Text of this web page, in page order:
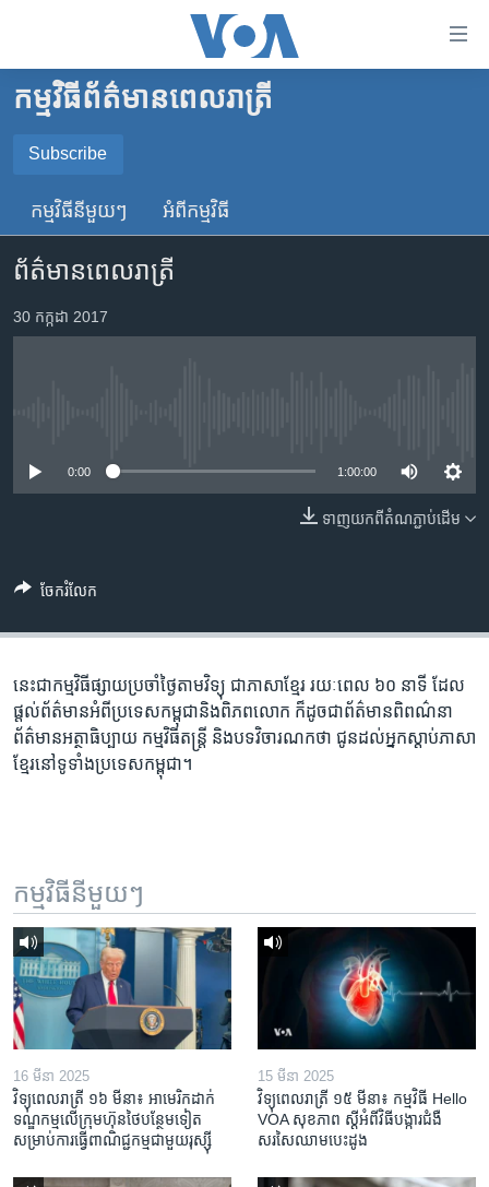
គេហទំព័រ​
ទាក់ទង
រំលង​
ទំព័រ​
ព័ត៌មាន​​
តែ​
ម្តង
រចនា
ចូល​
ស្វែង​
កម្ពុជា
អន្តរជាតិ
ចិន
ហេឡូវីអូអេ
កម្ពុជាច្នៃប្រតិដ្ឋ
កម្មវិធីទាំងអស់
បណ្តាញ​សង្គម
ភាសា
កម្មវិធី​ព័ត៌មាន​ពេលរាត្រី
Subscribe
SUBSCRIBE
YouTube Music
កម្មវិធី​នីមួយៗ អំពី​កម្មវិធី​
ព័ត៌មានពេលរាត្រី
30 កក្កដា 2017
0:00 1:00:00
ទាញ​យក​ពី​តំណភ្ជាប់​ដើម
ចែករំលែក
នេះ​ជា​កម្ម​វិធី​ផ្សាយ​ប្រចាំ​ថ្ងៃ​តាម​វិទ្យុ ​ជាភាសា​ខ្មែរ​ រយៈ​ពេល​ ៦០​ នាទី ដែល​
ផ្តល់​ព័ត៌មាន​អំពី​ប្រទេស​កម្ពុជា​និង​ពិភព​លោក ​ក៏ដូច​ជា​ព័ត៌មាន​ពិពណ៌នា
ព័ត៌មាន​អត្ថាធិប្បាយ​ កម្ម​វិធី​តន្ត្រី ​និង​បទ​វិចារណកថា​ ជូន​ដល់​អ្នក​ស្តាប់​ភាសា​
ខ្មែរ​នៅ​ទូទាំង​ប្រទេស​កម្ពុជា។
កម្មវិធី​នីមួយៗ
16 មីនា 2025
វិទ្យុពេលរាត្រី ១៦ មីនា៖ អាមេរិក​ដាក់​
ទណ្ឌកម្ម​លើ​ក្រុមហ៊ុន​ថៃ​បន្ថែម​ទៀត​
សម្រាប់​ការ​ធ្វើ​ពាណិជ្ជកម្ម​ជាមួយ​រុស្ស៊ី
15 មីនា 2025
វិទ្យុពេលរាត្រី ១៥ មីនា៖ កម្មវិធី ​Hello
VOA សុខភាព ស្ដី​អំពី​វិធី​បង្ការ​ជំងឺ​
សរសៃ​ឈាម​បេះដូង